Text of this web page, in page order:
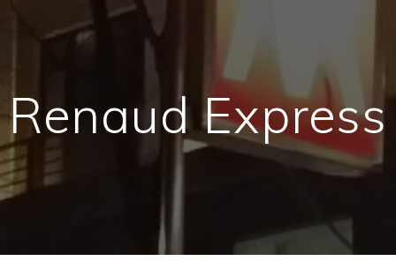
Renaud Express